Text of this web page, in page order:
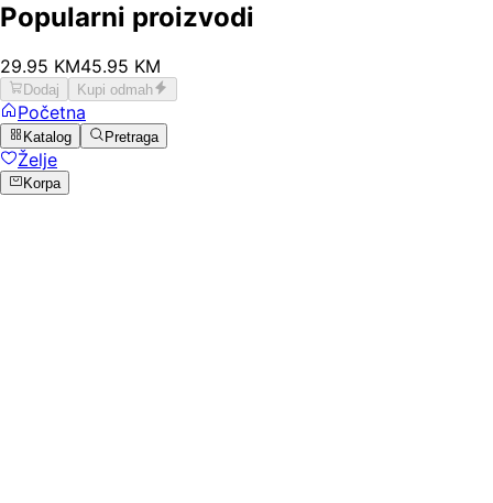
Popularni proizvodi
29.95 KM45.95 KM
Dodaj Kupi odmah
Početna
Katalog Pretraga
Želje
Korpa